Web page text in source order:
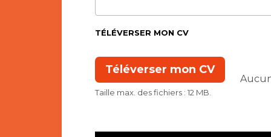
TÉLÉVERSER MON CV
Taille max. des fichiers : 12 MB.